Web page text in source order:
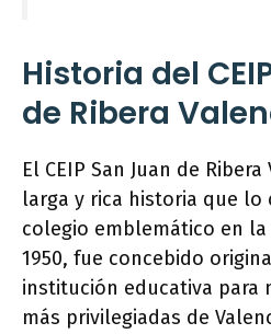
Historia del
de Ribera
El CEIP San Juan de
larga y rica historia que lo
colegio emblemático en la
1950, fue concebido
institución educativa para
más privilegiadas de